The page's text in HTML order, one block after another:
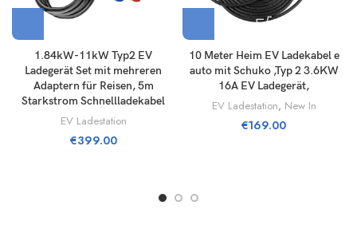
1.84kW-11kW Typ2 EV
Ladegerät Set mit mehreren
Adaptern für Reisen, 5m
Starkstrom Schnellladekabel
EV Ladestation
€399.00
10 Meter Heim EV Ladekabel e
auto mit Schuko ,Typ 2 3.6KW
16A EV Ladegerät,
EV Ladestation, New In
€169.00